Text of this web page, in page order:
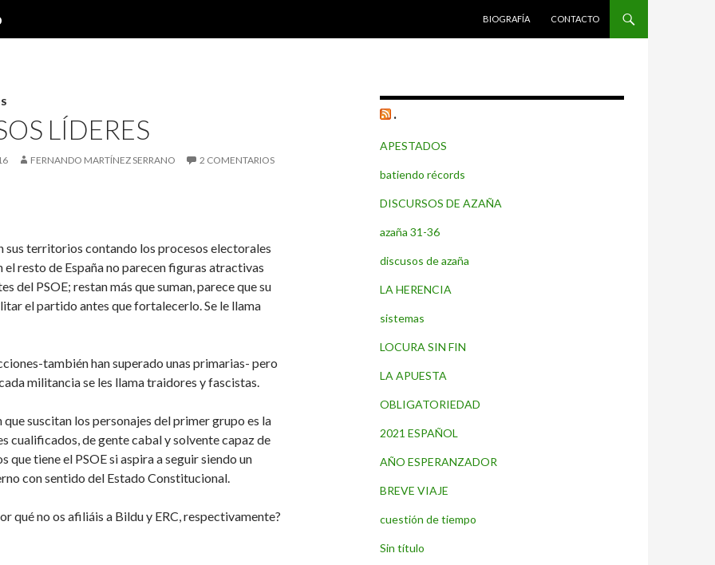
BIOGRAFÍA
CONTACTO
LÍDERES
FERNANDO MARTÍNEZ SERRANO 2 COMENTARIOS
sus territorios contando los procesos electorales
el resto de España no parecen figuras atractivas
del PSOE; restan más que suman, parece que su
el partido antes que fortalecerlo. Se le llama
también han superado unas primarias- pero
militancia se les llama traidores y fascistas.
suscitan los personajes del primer grupo es la
cualificados, de gente cabal y solvente capaz de
que tiene el PSOE si aspira a seguir siendo un
con sentido del Estado Constitucional.
qué no os afiliáis a Bildu y ERC, respectivamente?
.
APESTADOS
batiendo récords
DISCURSOS DE AZAÑA
azaña 31-36
discusos de azaña
LA HERENCIA
sistemas
LOCURA SIN FIN
LA APUESTA
OBLIGATORIEDAD
2021 ESPAÑOL
AÑO ESPERANZADOR
BREVE VIAJE
cuestión de tiempo
Sin título